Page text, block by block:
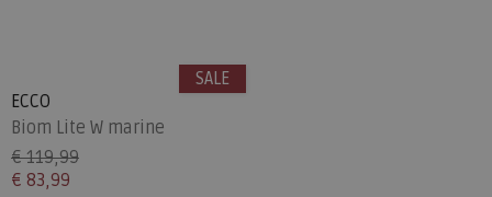
ECCO
Biom Lite W marine
€ 119,99
€ 83,99
SALE